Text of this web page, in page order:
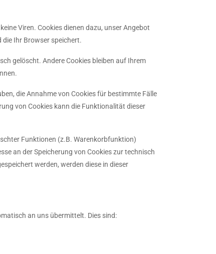
Viren. Cookies dienen dazu, unser Angebot
Ihr Browser speichert.
gelöscht. Andere Cookies bleiben auf Ihrem
die Annahme von Cookies für bestimmte Fälle
von Cookies kann die Funktionalität dieser
Funktionen (z.B. Warenkorbfunktion)
an der Speicherung von Cookies zur technisch
werden, werden diese in dieser
an uns übermittelt. Dies sind: